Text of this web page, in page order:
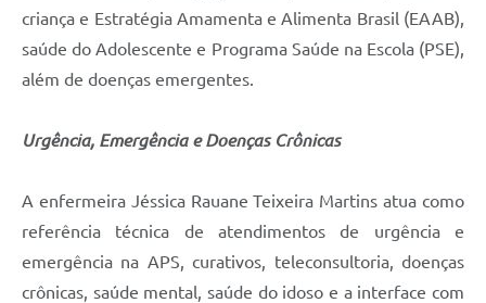
criança e Estratégia Amamenta e Alimenta Brasil (EAAB),
saúde do Adolescente e Programa Saúde na Escola (PSE),
além de doenças emergentes.
Urgência, Emergência e Doenças Crônicas
A enfermeira Jéssica Rauane Teixeira Martins atua como
referência técnica de atendimentos de urgência e
emergência na APS, curativos, teleconsultoria, doenças
crônicas, saúde mental, saúde do idoso e a interface com